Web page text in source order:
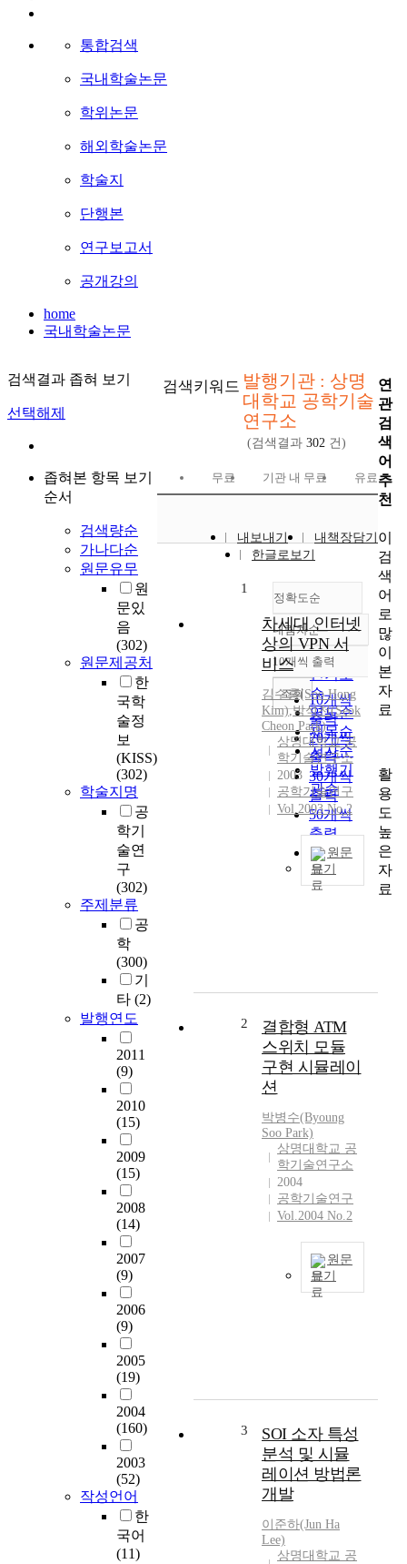
통합검색
국내학술논문
학위논문
해외학술논문
학술지
단행본
연구보고서
공개강의
home
국내학술논문
검색결과 좁혀 보기
선택해제
좁혀본 항목 보기
순서
검색량순
가나다순
원문유무
원
문있
음
(302)
원문제공처
한
국학
술정
보
(KISS)
(302)
학술지명
공
학기
술연
구
(302)
주제분류
공
학
(300)
기
타 (2)
발행연도
2011
(9)
2010
(15)
2009
(15)
2008
(14)
2007
(9)
2006
(9)
2005
(19)
2004
(160)
2003
(52)
작성언어
한
국어
(11)
검색키워드 발행기관 : 상명
대학교 공학기술
연구소
(검색결과 302 건)
무료 기관 내 무료 유료
내보내기
내책장담기
한글로보기
정확도순
정확도
순
인기도
순
연도순
제목순
저자순
발행기
관순
내림차순
내림차순
10개씩 출력
10개씩
출력
20개씩
출력
30개씩
출력
50개씩
출력
100개씩
출력
조회
1
차세대 인터넷
상의 VPN 서
비스
김수홍(Soo Hong
Kim),박석천(Seok
Cheon Park)
상명대학교 공
학기술연구소
2003
공학기술연구
Vol.2003 No.2
원문
보기
신
2
결합형 ATM
스위치 모듈
구현 시뮬레이
션
박병수(Byoung
Soo Park)
상명대학교 공
학기술연구소
2004
공학기술연구
Vol.2004 No.2
원문
보기
3
SOI 소자 특성
분석 및 시뮬
레이션 방법론
개발
이준하(Jun Ha
Lee)
상명대학교 공
연
관
검
색
어
추
천
이
검
색
어
로
많
이
본
자
료
활
용
도
높
은
자
료